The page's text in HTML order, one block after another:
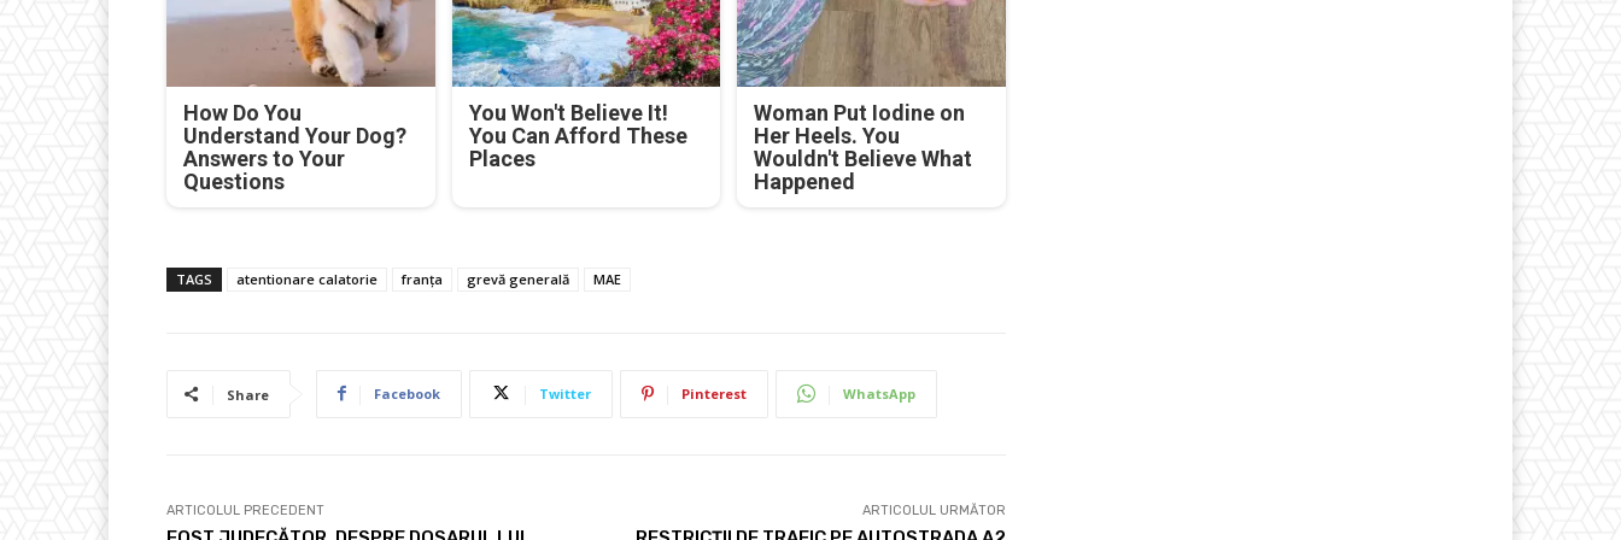
How Do You
Understand Your Dog?
Answers to Your
Questions
You Won't Believe It!
You Can Afford These
Places
Woman Put Iodine on
Her Heels. You
Wouldn't Believe What
Happened
TAGS atentionare calatorie franța grevă generală MAE
Share Facebook Twitter Pinterest WhatsApp
ARTICOLUL PRECEDENT ARTICOLUL URMĂTOR